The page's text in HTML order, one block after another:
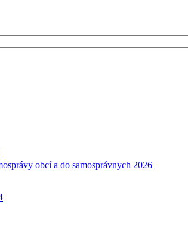
obcí a do samosprávnych 2026